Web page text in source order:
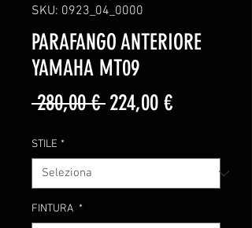
SKU: 0923_04_0000
PARAFANGO ANTERIORE
YAMAHA MT09
280,00 € Prezzo
224,00 €Prezzo
STILE *
FINTURA *